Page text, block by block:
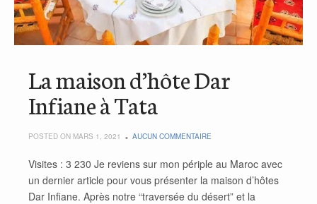
La maison d’hôte Dar
Infiane à Tata
POSTED ON MARS 1, 2021 AUCUN COMMENTAIRE
Visites : 3 230 Je reviens sur mon périple au Maroc avec
un dernier article pour vous présenter la maison d’hôtes
Dar Infiane. Après notre “traversée du désert” et la